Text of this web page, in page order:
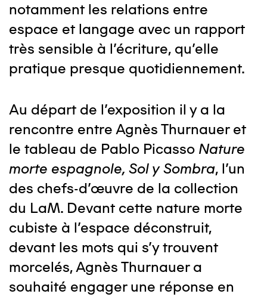
notamment les relations entre
espace et langage avec un rapport
très sensible à l’écriture, qu’elle
pratique presque quotidiennement.
Au départ de l’exposition il y a la
rencontre entre Agnès Thurnauer et
le tableau de Pablo Picasso Nature
morte espagnole, Sol y Sombra, l’un
des chefs-d’œuvre de la collection
du LaM. Devant cette nature morte
cubiste à l’espace déconstruit,
devant les mots qui s’y trouvent
morcelés, Agnès Thurnauer a
souhaité engager une réponse en